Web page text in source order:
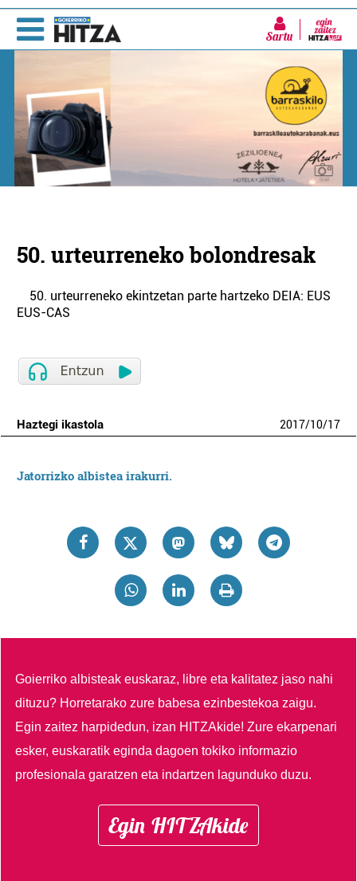
Sartu
50. urteurreneko bolondresak
50. urteurreneko ekintzetan parte hartzeko DEIA: EUS
EUS-CAS
Haztegi ikastola 2017/10/17
Jatorrizko albistea irakurri.
Goierriko albisteak euskaraz, libre eta kalitatez jaso nahi
dituzu? Horretarako zure babesa ezinbestekoa zaigu.
Egin zaitez harpidedun, izan HITZAkide!Zure ekarpenari
esker, euskaratik eginda dagoen tokiko informazio
profesionala garatzen eta indartzen lagunduko duzu.
Egin HITZAkide